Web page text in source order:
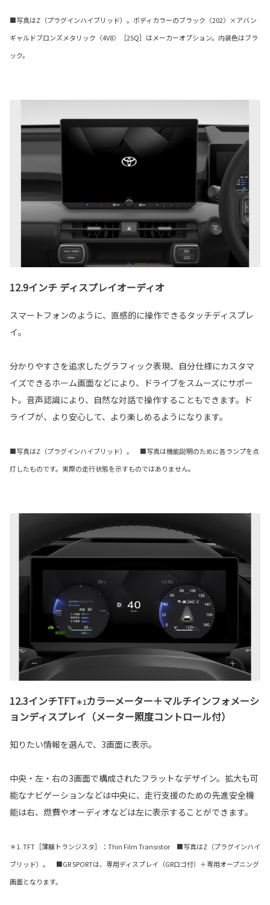
■写真はZ（プラグインハイブリッド）。ボディカラーのブラック〈202〉×アバン
ギャルドブロンズメタリック〈4V8〉［2SQ］はメーカーオプション。内装色はブラ
ック。
12.9インチ ディスプレイオーディオ
スマートフォンのように、直感的に操作できるタッチディスプレ
イ。
分かりやすさを追求したグラフィック表現、自分仕様にカスタマ
イズできるホーム画面などにより、ドライブをスムーズにサポー
ト。音声認識により、自然な対話で操作することもできます。ド
ライブが、より安心して、より楽しめるようになります。
■写真はZ（プラグインハイブリッド）。 ■写真は機能説明のために各ランプを点
灯したものです。実際の走行状態を示すものではありません。
12.3インチTFT＊1カラーメーター＋マルチインフォメーシ
ョンディスプレイ（メーター照度コントロール付）
知りたい情報を選んで、3画面に表示。
中央・左・右の3画面で構成されたフラットなデザイン。拡大も可
能なナビゲーションなどは中央に、走行支援のための先進安全機
能は右、燃費やオーディオなどは左に表示することができます。
＊1. TFT［薄膜トランジスタ］：Thin Film Transistor ■写真はZ（プラグインハイ
ブリッド）。 ■GR SPORTは、専用ディスプレイ（GRロゴ付）＋専用オープニング
画面となります。